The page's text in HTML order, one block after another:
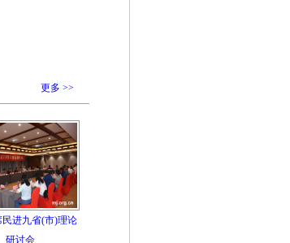
更多 >>
民进九省(市)理论
研讨会